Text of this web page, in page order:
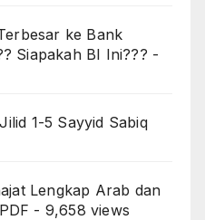
ke Bank
Siapakah BI Ini??? -
1-5 Sayyid Sabiq
Lengkap Arab dan
- 9,658 views